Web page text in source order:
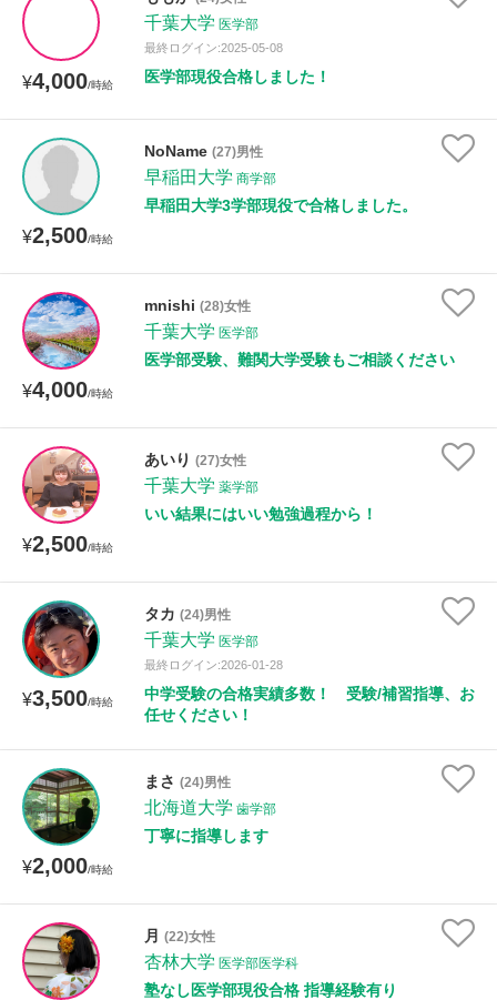
¥4,000/時給
千葉大学 医学部
最終ログイン:2025-05-08
医学部現役合格しました！
¥2,500/時給
NoName (27)男性
早稲田大学 商学部
早稲田大学3学部現役で合格しました。
¥4,000/時給
mnishi (28)女性
千葉大学 医学部
医学部受験、難関大学受験もご相談ください
¥2,500/時給
あいり (27)女性
千葉大学 薬学部
いい結果にはいい勉強過程から！
¥3,500/時給
タカ (24)男性
千葉大学 医学部
最終ログイン:2026-01-28
中学受験の合格実績多数！ 受験/補習指導、お
任せください！
¥2,000/時給
まさ (24)男性
北海道大学 歯学部
丁寧に指導します
月 (22)女性
杏林大学 医学部医学科
塾なし医学部現役合格 指導経験有り